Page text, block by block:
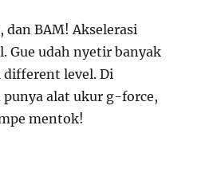
BAM! Akselerasi
Gue udah nyetir banyak
level. Di
alat ukur g-force,
mentok!